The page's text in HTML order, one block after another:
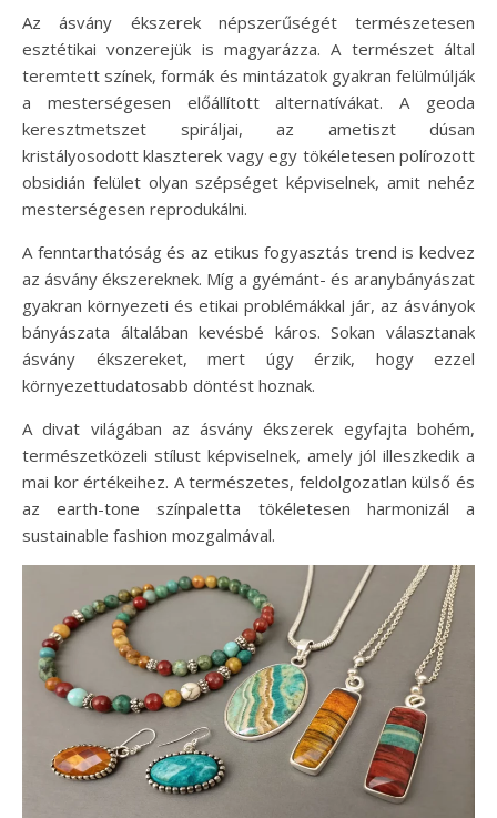
Az ásvány ékszerek népszerűségét természetesen
esztétikai vonzerejük is magyarázza. A természet által
teremtett színek, formák és mintázatok gyakran felülmúlják
a mesterségesen előállított alternatívákat. A geoda
keresztmetszet spiráljai, az ametiszt dúsan
kristályosodott klaszterek vagy egy tökéletesen polírozott
obsidián felület olyan szépséget képviselnek, amit nehéz
mesterségesen reprodukálni.
A fenntarthatóság és az etikus fogyasztás trend is kedvez
az ásvány ékszereknek. Míg a gyémánt- és aranybányászat
gyakran környezeti és etikai problémákkal jár, az ásványok
bányászata általában kevésbé káros. Sokan választanak
ásvány ékszereket, mert úgy érzik, hogy ezzel
környezettudatosabb döntést hoznak.
A divat világában az ásvány ékszerek egyfajta bohém,
természetközeli stílust képviselnek, amely jól illeszkedik a
mai kor értékeihez. A természetes, feldolgozatlan külső és
az earth-tone színpaletta tökéletesen harmonizál a
sustainable fashion mozgalmával.